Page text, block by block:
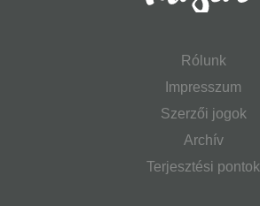
Rólunk
Impresszum
Szerzői jogok
Archív
Terjesztési pontok